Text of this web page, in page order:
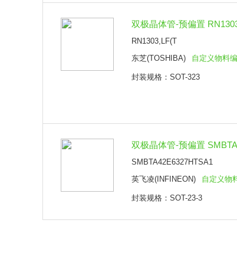
双极晶体管-预偏置
RN1303,LF(T
东芝(TOSHIBA)
自定义物料
封装规格：SOT-323
双极晶体管-预偏置
SMBTA42E6327HTSA1
英飞凌(INFINEON)
自定义物
封装规格：SOT-23-3